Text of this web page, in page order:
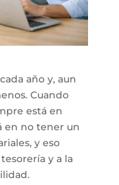
año y, aun
Cuando
está en
en no tener un
y eso
y a la